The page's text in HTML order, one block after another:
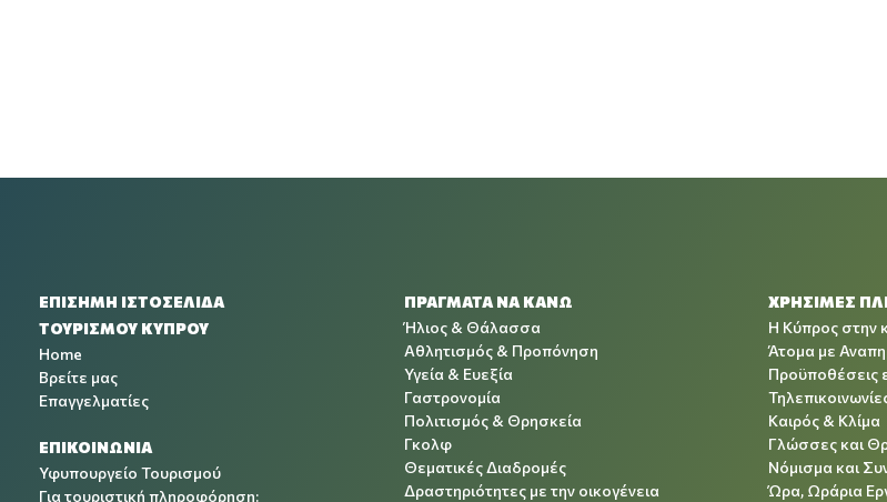
ΕΠΙΣΗΜΗ ΙΣΤΟΣΕΛΙΔΑ
ΤΟΥΡΙΣΜΟΥ ΚΥΠΡΟΥ
Home
Βρείτε μας
Επαγγελματίες
ΕΠΙΚΟΙΝΩΝΙΑ
Υφυπουργείο Τουρισμού
Για τουριστική πληροφόρηση:
ΠΡΑΓΜΑΤΑ ΝΑ ΚΑΝΩ
Ήλιος & Θάλασσα
Αθλητισμός & Προπόνηση
Υγεία & Ευεξία
Γαστρονομία
Πολιτισμός & Θρησκεία
Γκολφ
Θεματικές Διαδρομές
Δραστηριότητες με την οικογένεια
ΧΡΉΣΙΜΕΣ
Η Κύπρος στην
Άτομα με
Προϋποθέσεις
Καιρός & Κλίμα
Γλώσσες και
Νόμισμα και
Ώρα, Ωράρια